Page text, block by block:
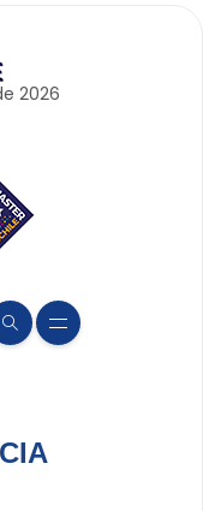
2026